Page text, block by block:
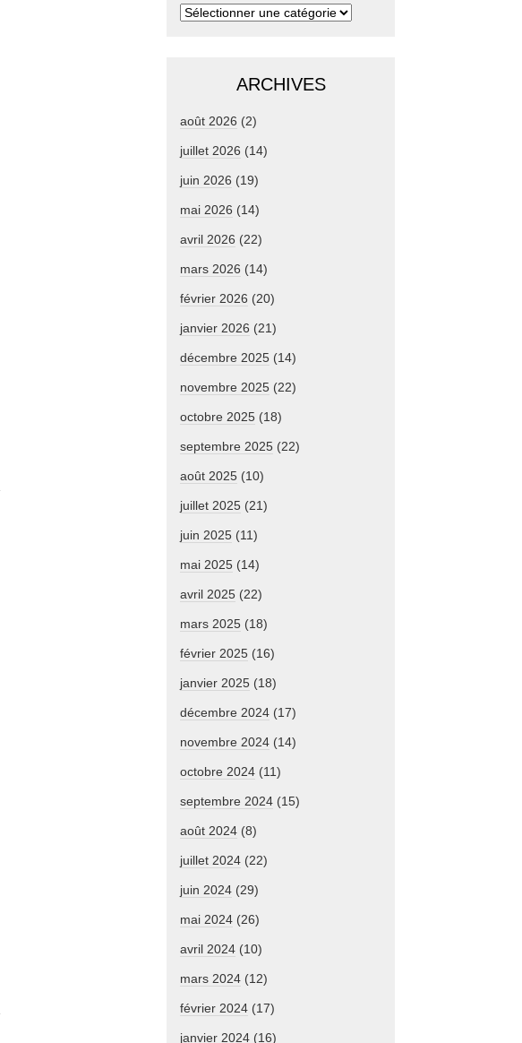
ARCHIVES
août 2026 (2)
juillet 2026 (14)
juin 2026 (19)
mai 2026 (14)
avril 2026 (22)
mars 2026 (14)
février 2026 (20)
janvier 2026 (21)
décembre 2025 (14)
novembre 2025 (22)
octobre 2025 (18)
septembre 2025 (22)
août 2025 (10)
juillet 2025 (21)
juin 2025 (11)
mai 2025 (14)
avril 2025 (22)
mars 2025 (18)
février 2025 (16)
janvier 2025 (18)
décembre 2024 (17)
novembre 2024 (14)
octobre 2024 (11)
septembre 2024 (15)
août 2024 (8)
juillet 2024 (22)
juin 2024 (29)
mai 2024 (26)
avril 2024 (10)
mars 2024 (12)
février 2024 (17)
janvier 2024 (16)